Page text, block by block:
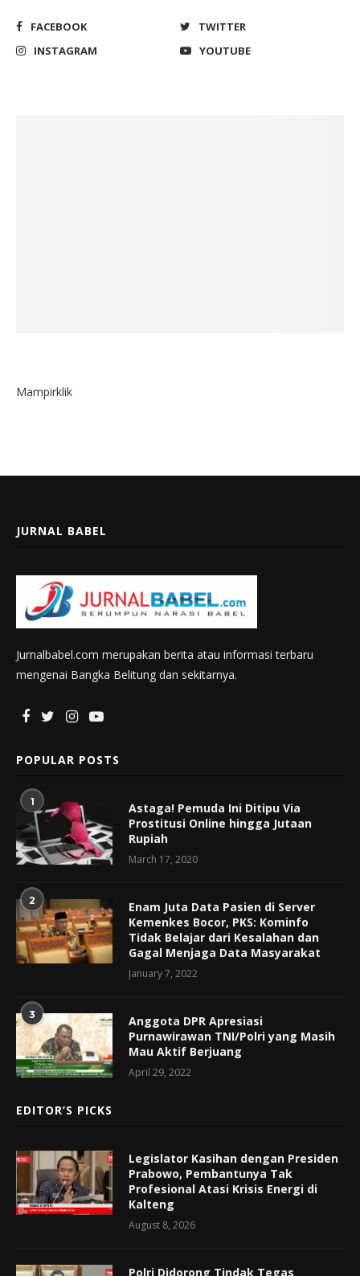
FACEBOOK
TWITTER
INSTAGRAM
YOUTUBE
Mampirklik
JURNAL BABEL
Jurnalbabel.com merupakan berita atau informasi terbaru
mengenai Bangka Belitung dan sekitarnya.
POPULAR POSTS
1
Astaga! Pemuda Ini Ditipu Via
Prostitusi Online hingga Jutaan
Rupiah
March 17, 2020
2
Enam Juta Data Pasien di Server
Kemenkes Bocor, PKS: Kominfo
Tidak Belajar dari Kesalahan dan
Gagal Menjaga Data Masyarakat
January 7, 2022
3
Anggota DPR Apresiasi
Purnawirawan TNI/Polri yang Masih
Mau Aktif Berjuang
April 29, 2022
EDITOR’S PICKS
Legislator Kasihan dengan Presiden
Prabowo, Pembantunya Tak
Profesional Atasi Krisis Energi di
Kalteng
August 8, 2026
Polri Didorong Tindak Tegas